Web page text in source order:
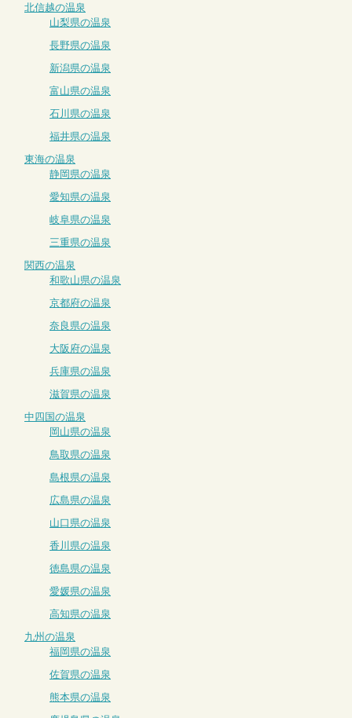
北信越の温泉
山梨県の温泉
長野県の温泉
新潟県の温泉
富山県の温泉
石川県の温泉
福井県の温泉
東海の温泉
静岡県の温泉
愛知県の温泉
岐阜県の温泉
三重県の温泉
関西の温泉
和歌山県の温泉
京都府の温泉
奈良県の温泉
大阪府の温泉
兵庫県の温泉
滋賀県の温泉
中四国の温泉
岡山県の温泉
鳥取県の温泉
島根県の温泉
広島県の温泉
山口県の温泉
香川県の温泉
徳島県の温泉
愛媛県の温泉
高知県の温泉
九州の温泉
福岡県の温泉
佐賀県の温泉
熊本県の温泉